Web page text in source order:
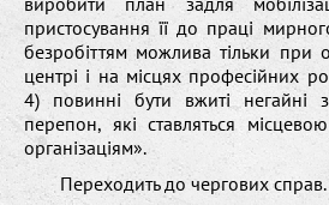
пристосування її до праці
безробіттям можлива тільки при
центрі і на місцях професійних
4) повинні бути вжиті негайні
перепон, які ставляться
організаціям».
Переходить до чергових справ.